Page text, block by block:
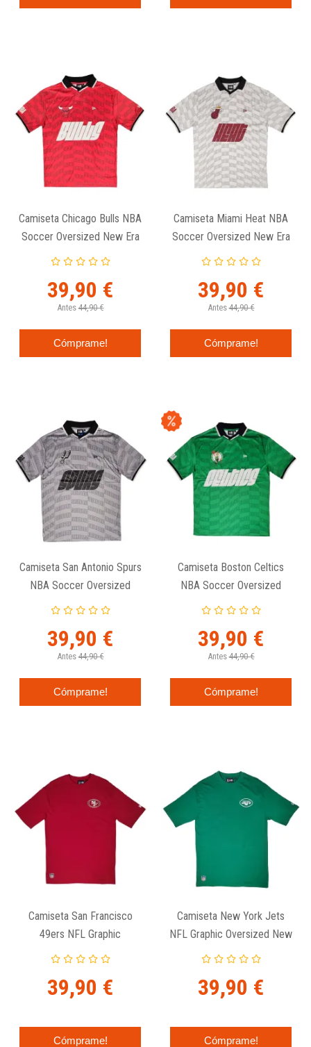
Camiseta Chicago Bulls NBA
Soccer Oversized New Era
39,90 €
Antes 44,90 €
Cómprame!
Camiseta Miami Heat NBA
Soccer Oversized New Era
39,90 €
Antes 44,90 €
Cómprame!
Camiseta San Antonio Spurs
NBA Soccer Oversized
New Era
39,90 €
Antes 44,90 €
Cómprame!
Camiseta Boston Celtics
NBA Soccer Oversized
New Era
39,90 €
Antes 44,90 €
Cómprame!
Camiseta San Francisco
49ers NFL Graphic
Oversized New Era
39,90 €
Cómprame!
Camiseta New York Jets
NFL Graphic Oversized New
Era
39,90 €
Cómprame!